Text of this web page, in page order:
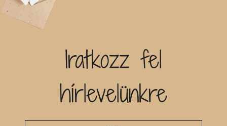
Iratkozz fel
hírlevelünkre